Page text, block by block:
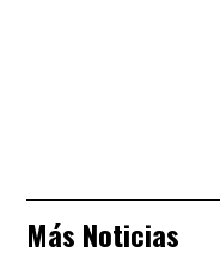
Más Noticias